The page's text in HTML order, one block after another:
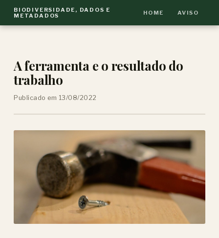
BIODIVERSIDADE, DADOS E
METADADOS
HOME AVISO
A ferramenta e o resultado do
trabalho
Publicado em 13/08/2022